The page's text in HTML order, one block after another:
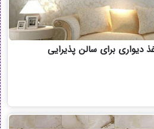
دیواری برای سالن پذیرایی